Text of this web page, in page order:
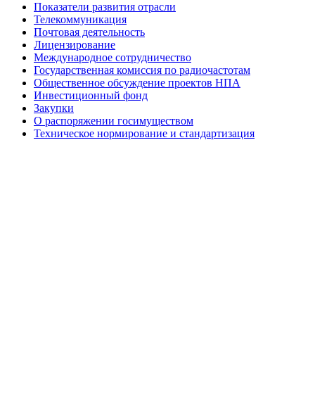
Показатели развития отрасли
Телекоммуникация
Почтовая деятельность
Лицензирование
Международное сотрудничество
Государственная комиссия по радиочастотам
Общественное обсуждение проектов НПА
Инвестиционный фонд
Закупки
О распоряжении госимуществом
Техническое нормирование и стандартизация